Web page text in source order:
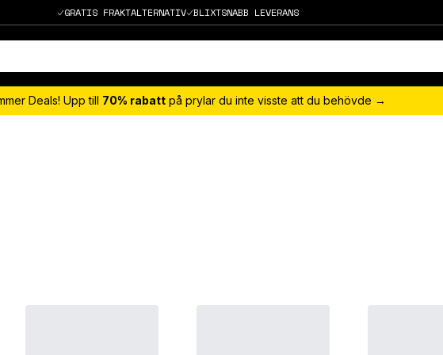
GRATIS FRAKTALTERNATIV BLIXTSNABB LEVERANS
Deals! Upp till 70% rabatt på prylar du inte visste att du behövde →